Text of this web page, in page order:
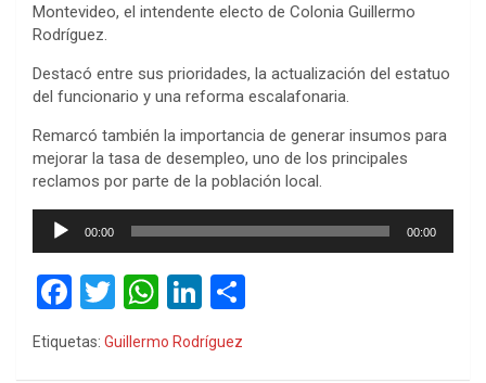
Montevideo, el intendente electo de Colonia Guillermo
Rodríguez.
Destacó entre sus prioridades, la actualización del estatuo
del funcionario y una reforma escalafonaria.
Remarcó también la importancia de generar insumos para
mejorar la tasa de desempleo, uno de los principales
reclamos por parte de la población local.
Reproductor
00:00 00:00
F
a
ce
T
wi
tt
W
h
at
Li
n
ke
Etiquetas: Guillermo Rodríguez